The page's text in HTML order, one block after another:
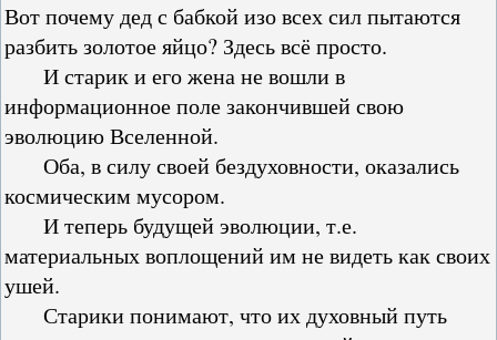
Вот почему дед с бабкой изо всех сил пытаются
разбить золотое яйцо? Здесь всё просто.
И старик и его жена не вошли в
информационное поле закончившей свою
эволюцию Вселенной.
Оба, в силу своей бездуховности, оказались
космическим мусором.
И теперь будущей эволюции, т.е.
материальных воплощений им не видеть как своих
ушей.
Старики понимают, что их духовный путь